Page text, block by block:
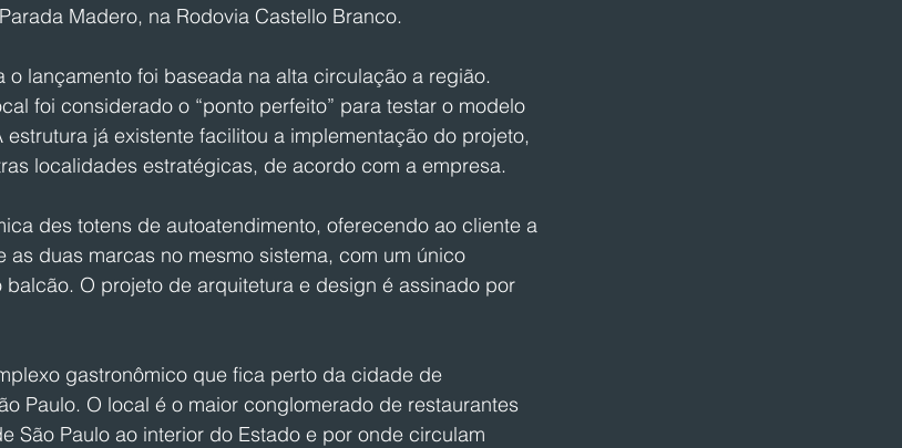
Madero, na Rodovia Castello Branco.
o lançamento foi baseada na alta circulação a região.
foi considerado o “ponto perfeito” para testar o modelo
já existente facilitou a implementação do projeto,
localidades estratégicas, de acordo com a empresa.
des totens de autoatendimento, oferecendo ao cliente a
duas marcas no mesmo sistema, com um único
O projeto de arquitetura e design é assinado por
gastronômico que fica perto da cidade de
Paulo. O local é o maior conglomerado de restaurantes
São Paulo ao interior do Estado e por onde circulam